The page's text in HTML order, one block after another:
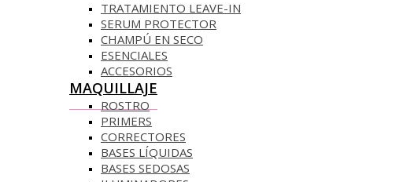
TRATAMIENTO LEAVE-IN
SERUM PROTECTOR
CHAMPÚ EN SECO
ESENCIALES
ACCESORIOS
MAQUILLAJE
ROSTRO
PRIMERS
CORRECTORES
BASES LÍQUIDAS
BASES SEDOSAS